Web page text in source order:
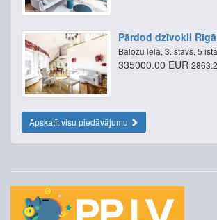
Pārdod dzīvokli
Baložu iela, 3. stāvs, 5
335000.00 EUR
Apskatīt visu piedāvājumu